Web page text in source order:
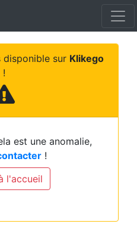
disponible sur Klikego
!
est une anomalie,
!
l'accueil